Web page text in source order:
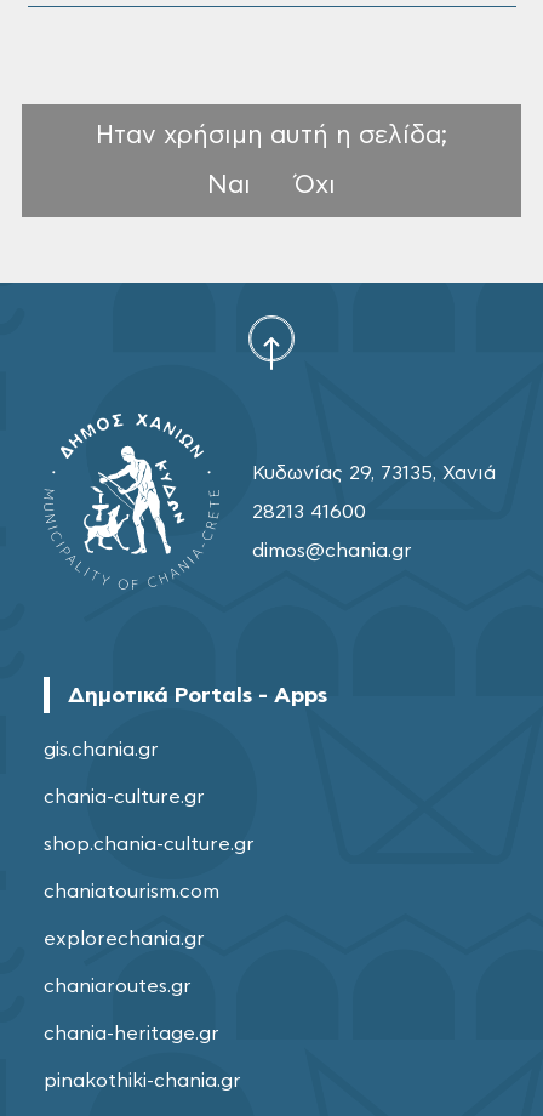
Ηταν χρήσιμη αυτή η σελίδα;
Ναι
Όχι
Κυδωνίας 29, 73135, Χανιά
28213 41600
dimos@chania.gr
Δημοτικά Portals - Apps
gis.chania.gr
chania-culture.gr
shop.chania-culture.gr
chaniatourism.com
explorechania.gr
chaniaroutes.gr
chania-heritage.gr
pinakothiki-chania.gr